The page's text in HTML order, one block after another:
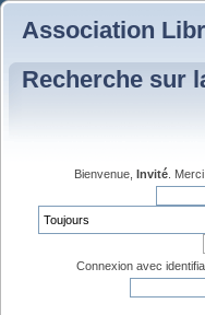
Association
Recherche sur
Bienvenue, Invité .
Connexion avec